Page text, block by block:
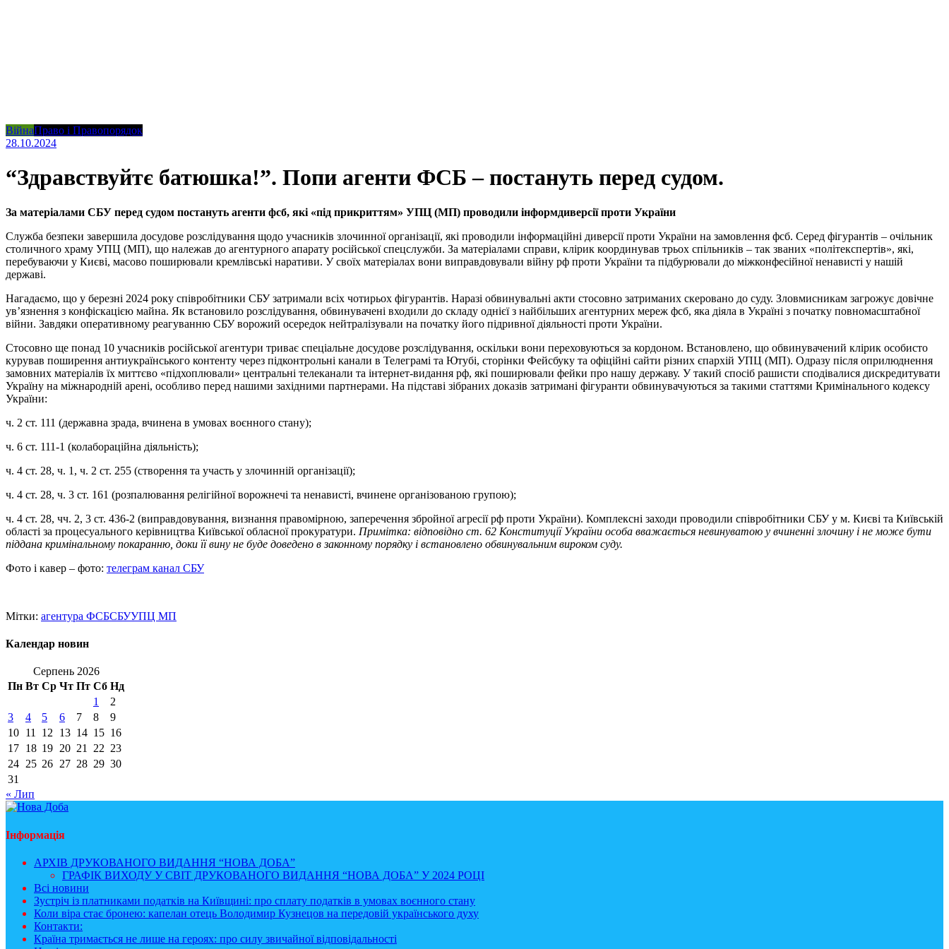
ВійнаПраво і Правопорядок
28.10.2024
“Здравствуйтє батюшка!”. Попи агенти ФСБ – постануть перед судом.
За матеріалами СБУ перед судом постануть агенти фсб, які «під прикриттям» УПЦ (МП) проводили інформдиверсії проти України
Служба безпеки завершила досудове розслідування щодо учасників злочинної організації, які проводили інформаційні диверсії проти України на замовлення фсб. Серед фігурантів – очільник
столичного храму УПЦ (МП), що належав до агентурного апарату російської спецслужби. За матеріалами справи, клірик координував трьох спільників – так званих «політекспертів», які,
перебуваючи у Києві, масово поширювали кремлівські наративи. У своїх матеріалах вони виправдовували війну рф проти України та підбурювали до міжконфесійної ненависті у нашій
державі.
Нагадаємо, що у березні 2024 року співробітники СБУ затримали всіх чотирьох фігурантів. Наразі обвинувальні акти стосовно затриманих скеровано до суду. Зловмисникам загрожує довічне
ув’язнення з конфіскацією майна. Як встановило розслідування, обвинувачені входили до складу однієї з найбільших агентурних мереж фсб, яка діяла в Україні з початку повномасштабної
війни. Завдяки оперативному реагуванню СБУ ворожий осередок нейтралізували на початку його підривної діяльності проти України.
Стосовно ще понад 10 учасників російської агентури триває спеціальне досудове розслідування, оскільки вони переховуються за кордоном. Встановлено, що обвинувачений клірик особисто
курував поширення антиукраїнського контенту через підконтрольні канали в Телеграмі та Ютубі, сторінки Фейсбуку та офіційні сайти різних єпархій УПЦ (МП). Одразу після оприлюднення
замовних матеріалів їх миттєво «підхоплювали» центральні телеканали та інтернет-видання рф, які поширювали фейки про нашу державу. У такий спосіб рашисти сподівалися дискредитувати
Україну на міжнародній арені, особливо перед нашими західними партнерами. На підставі зібраних доказів затримані фігуранти обвинувачуються за такими статтями Кримінального кодексу
України:
ч. 2 ст. 111 (державна зрада, вчинена в умовах воєнного стану);
ч. 6 ст. 111-1 (колабораційна діяльність);
ч. 4 ст. 28, ч. 1, ч. 2 ст. 255 (створення та участь у злочинній організації);
ч. 4 ст. 28, ч. 3 ст. 161 (розпалювання релігійної ворожнечі та ненависті, вчинене організованою групою);
ч. 4 ст. 28, чч. 2, 3 ст. 436-2 (виправдовування, визнання правомірною, заперечення збройної агресії рф проти України). Комплексні заходи проводили співробітники СБУ у м. Києві та Київській
області за процесуального керівництва Київської обласної прокуратури. Примітка: відповідно ст. 62 Конституції України особа вважається невинуватою у вчиненні злочину і не може бути
піддана кримінальному покаранню, доки її вину не буде доведено в законному порядку і встановлено обвинувальним вироком суду.
Фото і кавер – фото: телеграм канал СБУ
Мітки: агентура ФСБСБУУПЦ МП
Календар новин
Серпень 2026
Пн Вт Ср Чт Пт Сб Нд
1
2
3
4 5 6 7 8
9
10 11 12 13 14 15 16
17 18 19 20 21 22 23
24 25 26 27 28 29 30
31
« Лип
Інформація
АРХІВ ДРУКОВАНОГО ВИДАННЯ “НОВА ДОБА”
ГРАФІК ВИХОДУ У СВІТ ДРУКОВАНОГО ВИДАННЯ “НОВА ДОБА” У 2024 РОЦІ
Всі новини
Зустріч із платниками податків на Київщині: про сплату податків в умовах воєнного стану
Коли віра стає бронею: капелан отець Володимир Кузнецов на передовій українського духу
Контакти:
Країна тримається не лише на героях: про силу звичайної відповідальності